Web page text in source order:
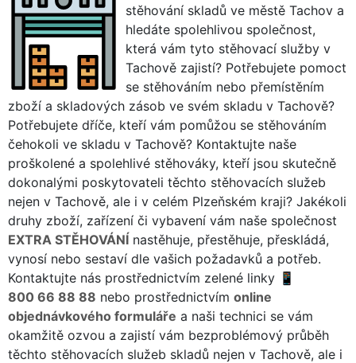
stěhování skladů ve městě Tachov a
hledáte spolehlivou společnost,
která vám tyto stěhovací služby v
Tachově zajistí? Potřebujete pomoct
se stěhováním nebo přemístěním
zboží a skladových zásob ve svém skladu v Tachově?
Potřebujete dříče, kteří vám pomůžou se stěhováním
čehokoli ve skladu v Tachově? Kontaktujte naše
proškolené a spolehlivé stěhováky, kteří jsou skutečně
dokonalými poskytovateli těchto stěhovacích služeb
nejen v Tachově, ale i v celém Plzeňském kraji? Jakékoli
druhy zboží, zařízení či vybavení vám naše společnost
EXTRA STĚHOVÁNÍ nastěhuje, přestěhuje, přeskládá,
vynosí nebo sestaví dle vašich požadavků a potřeb.
Kontaktujte nás prostřednictvím zelené linky
800 66 88 88 nebo prostřednictvím online
objednávkového formuláře a naši technici se vám
okamžitě ozvou a zajistí vám bezproblémový průběh
těchto stěhovacích služeb skladů nejen v Tachově, ale i